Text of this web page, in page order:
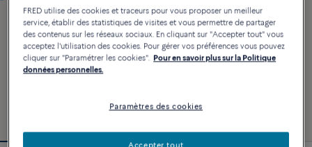
FRED utilise des cookies et traceurs pour vous proposer un meilleur
service, établir des statistiques de visites et vous permettre de partager
des contenus sur les réseaux sociaux. En cliquant sur "Accepter tout" vous
acceptez l'utilisation des cookies. Pour gérer vos préférences vous pouvez
cliquer sur "Paramétrer les cookies". Pour en savoir plus sur la Politique
données personnelles.
Paramètres des cookies